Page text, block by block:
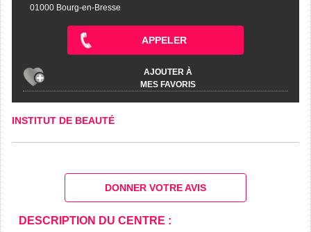
01000 Bourg-en-Bresse
APPELER
AJOUTER À
MES FAVORIS
INSTITUT DE BEAUTÉ
DONNER VOTRE AVIS
DESCRIPTION DU CENTRE :